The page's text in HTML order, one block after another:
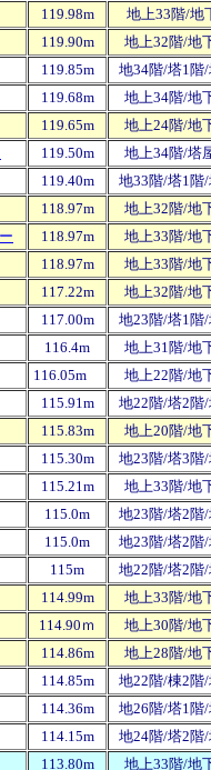
119.98m
地上33階/地
119.90m
地上32階/地
119.85m
地34階/塔1階
119.68m
地上34階/地
119.65m
地上24階/地
119.50m
地上34階/塔
119.40m
地33階/塔1階
118.97m
地上32階/地
118.97m
地上33階/地
118.97m
地上33階/地
117.22m
地上32階/地
117.00m
地23階/塔1階
116.4m
地上31階/地
116.05m
地上22階/地
115.91m
地22階/塔2階
115.83m
地上20階/地
115.30m
地23階/塔3階
115.21m
地上33階/地
115.0m
地23階/塔2階
115.0m
地23階/塔2階
115m
地22階/塔2階
114.99m
地上33階/地
114.90ｍ
地上30階/地
114.86m
地上28階/地
114.85m
地22階/棟2階
114.36m
地26階/塔1階
114.15m
地24階/塔2階
113.80m
地上33階/地